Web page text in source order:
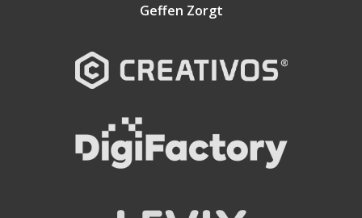
Geffen Zorgt